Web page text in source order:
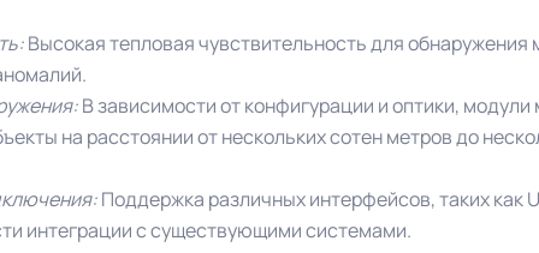
Высокая тепловая чувствительность для обнаружения
В зависимости от конфигурации и оптики, модули
на расстоянии от нескольких сотен метров до
Поддержка различных интерфейсов, таких как
интеграции с существующими системами.